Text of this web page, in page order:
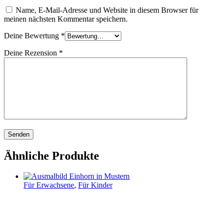
Name, E-Mail-Adresse und Website in diesem Browser für
meinen nächsten Kommentar speichern.
Deine Bewertung *
Deine Rezension *
Ähnliche Produkte
Für Erwachsene, Für Kinder